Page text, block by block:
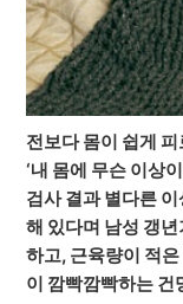
전보다 몸이 쉽게
‘내 몸에 무슨 이상
검사 결과 별다른
해 있다며 남성 갱
하고, 근육량이 적
이 깜빡깜빡하는 건